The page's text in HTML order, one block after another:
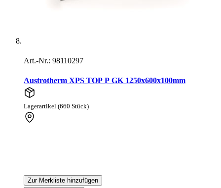
Art.-Nr.: 98110297
Austrotherm XPS TOP P GK 1250x600x100mm
Lagerartikel (660 Stück)
Zur Merkliste hinzufügen